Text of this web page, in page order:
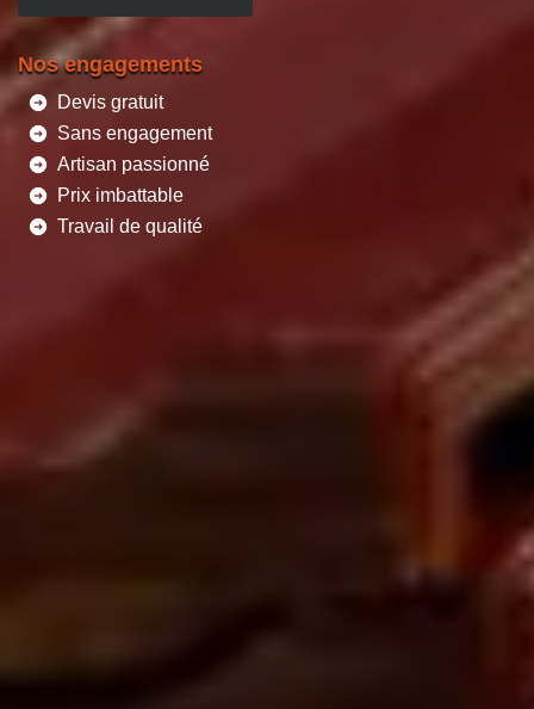
Nos engagements
Devis gratuit
Sans engagement
Artisan passionné
Prix imbattable
Travail de qualité